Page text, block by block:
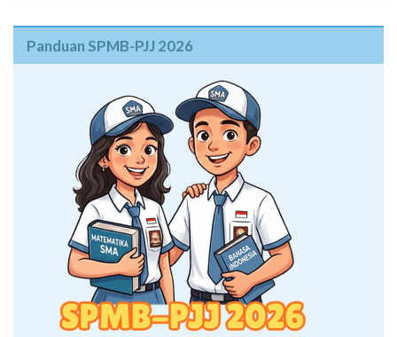
Panduan SPMB-PJJ 2026